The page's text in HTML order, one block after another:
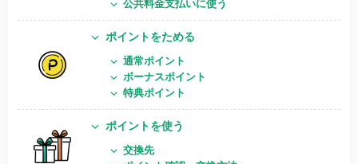
公共料金支払いに使う
ポイントをためる
通常ポイント
ボーナスポイント
特典ポイント
ポイントを使う
交換先